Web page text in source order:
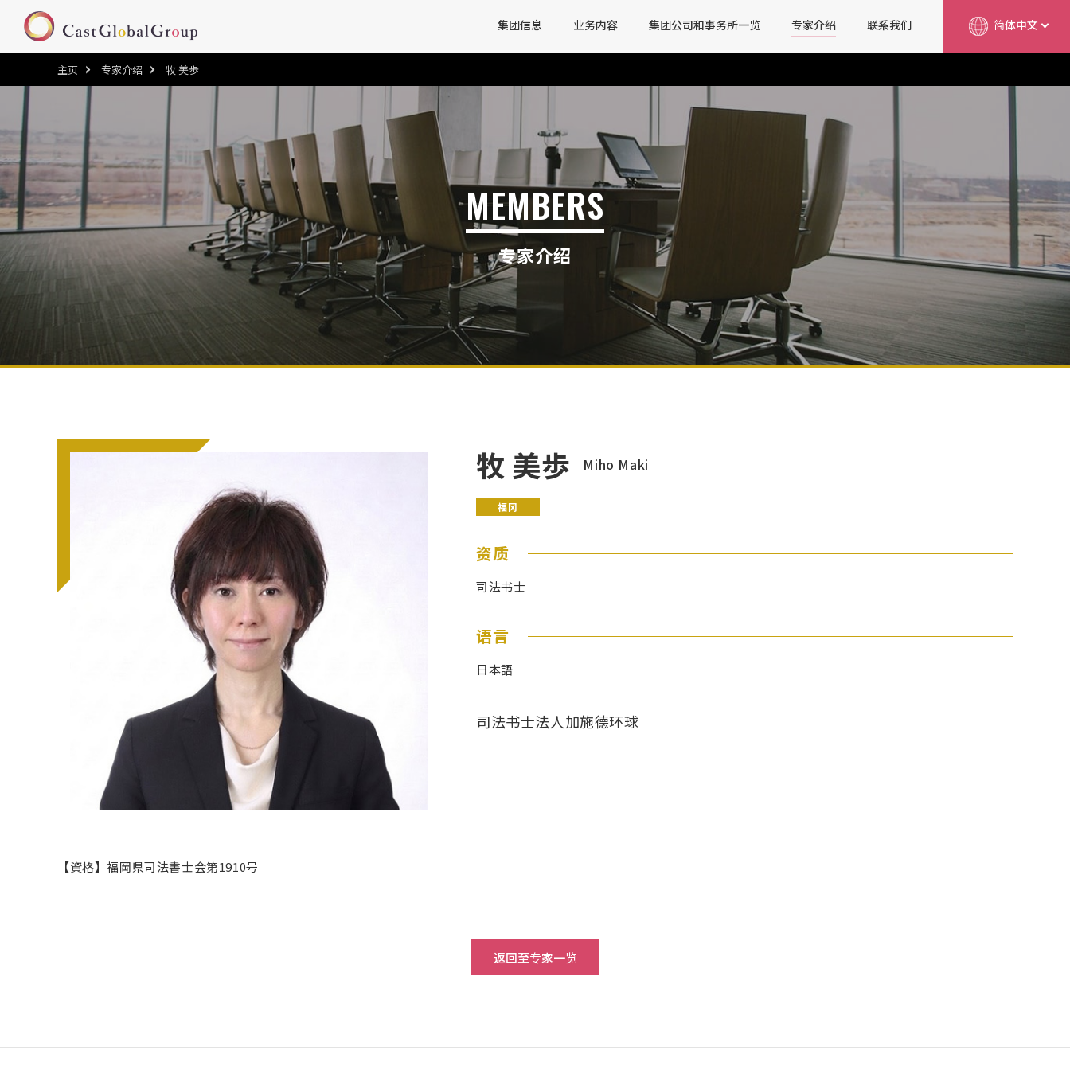
集团信息 业务内容 集团公司和事务所一览 专家介绍 联系我们 简体中文
主页 专家介绍 牧 美歩
MEMBERS
专家介绍
牧 美歩 Miho Maki
福冈
资质
司法书士
语言
日本語
司法书士法人加施德环球
【資格】福岡県司法書士会第1910号
返回至专家一览